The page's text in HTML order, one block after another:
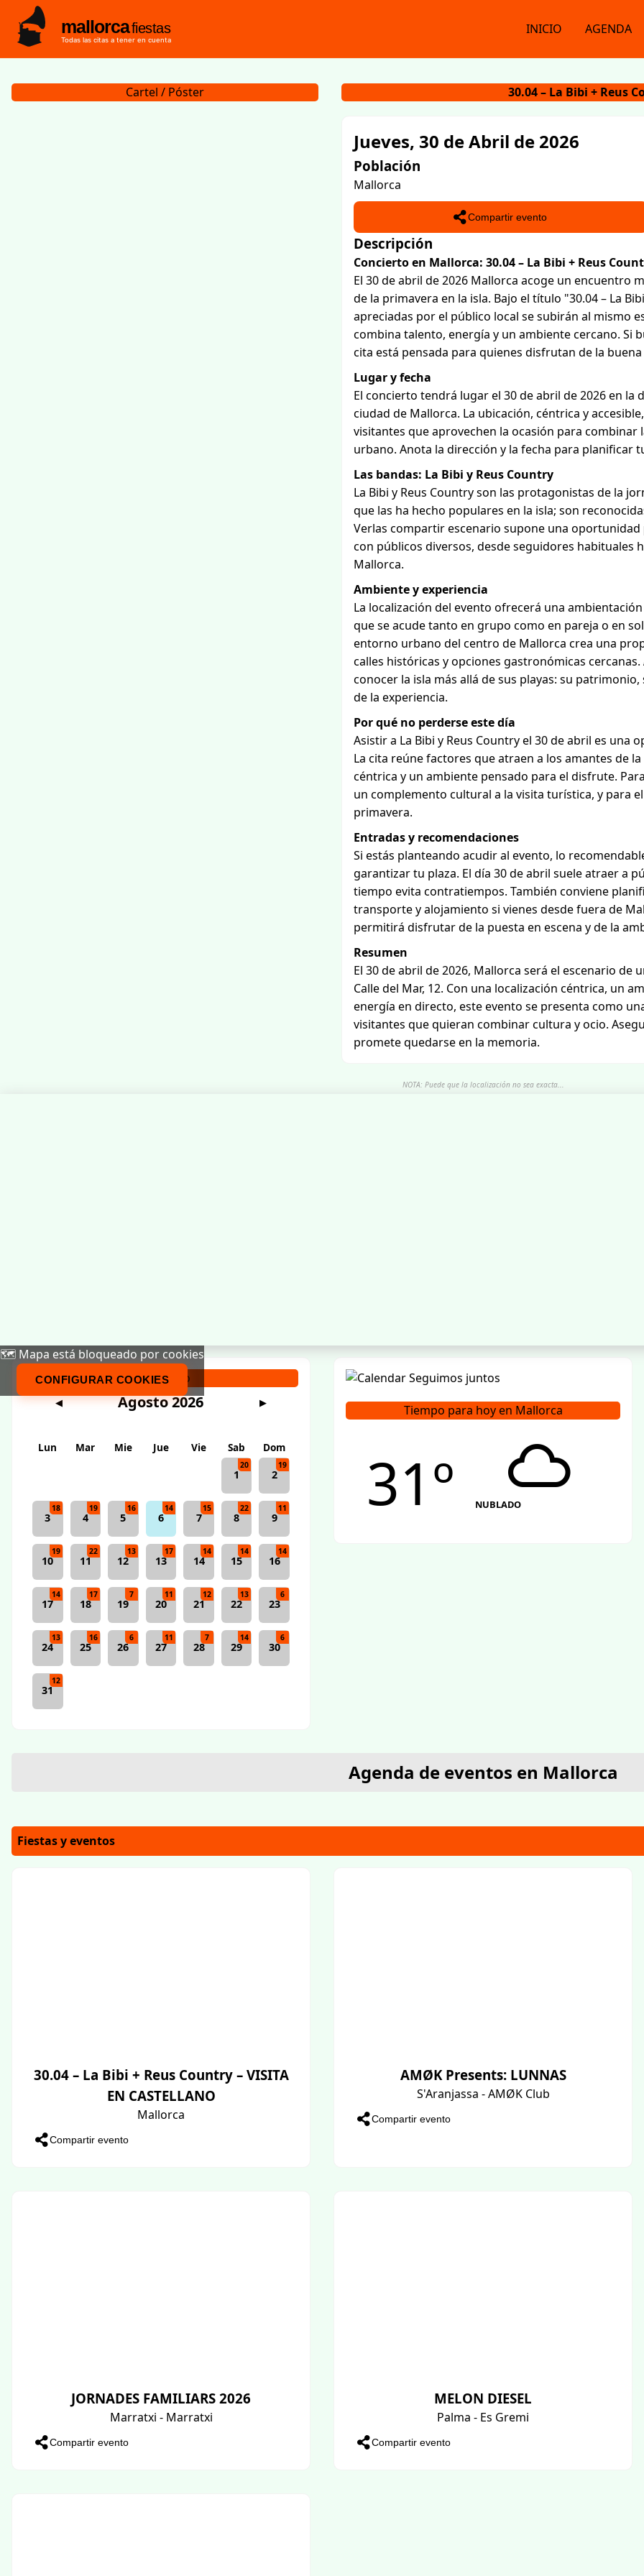
mallorcafiestas
Todas las citas a tener en cuenta
INICIO AGENDA
Cartel / Póster 30.04 – La Bibi + Reus
Jueves, 30 de Abril de 2026
Población
Mallorca
Compartir evento
Descripción
Concierto en Mallorca: 30.04 – La Bibi + Reus
El 30 de abril de 2026 Mallorca acoge un encuentro
de la primavera en la isla. Bajo el título "30.04 – La
apreciadas por el público local se subirán al mismo
combina talento, energía y un ambiente cercano. Si
cita está pensada para quienes disfrutan de la
Lugar y fecha
El concierto tendrá lugar el 30 de abril de 2026 en la
ciudad de Mallorca. La ubicación, céntrica y
visitantes que aprovechen la ocasión para
urbano. Anota la dirección y la fecha para planificar
Las bandas: La Bibi y Reus Country
La Bibi y Reus Country son las protagonistas de la
que las ha hecho populares en la isla; son
Verlas compartir escenario supone una
con públicos diversos, desde seguidores habituales
Mallorca.
Ambiente y experiencia
La localización del evento ofrecerá una
que se acude tanto en grupo como en pareja o en
entorno urbano del centro de Mallorca crea una
calles históricas y opciones gastronómicas
conocer la isla más allá de sus playas: su
de la experiencia.
Por qué no perderse este día
Asistir a La Bibi y Reus Country el 30 de abril es
La cita reúne factores que atraen a los amantes de
céntrica y un ambiente pensado para el disfrute.
un complemento cultural a la visita turística, y para
primavera.
Entradas y recomendaciones
Si estás planteando acudir al evento, lo
garantizar tu plaza. El día 30 de abril suele atraer a
tiempo evita contratiempos. También conviene
transporte y alojamiento si vienes desde fuera de
permitirá disfrutar de la puesta en escena y de la
Resumen
El 30 de abril de 2026, Mallorca será el escenario de
Calle del Mar, 12. Con una localización céntrica, un
energía en directo, este evento se presenta como
visitantes que quieran combinar cultura y ocio.
promete quedarse en la memoria.
NOTA: Puede que la localización no sea exacta...
🗺️ Mapa está bloqueado por cookies
CONFIGURAR COOKIES
Calendario
◀ Agosto 2026 ▶
Lun Mar Mie Jue Vie Sab
Dom
1
20
2
19
3
18
4
19
5
16
6
14
7
15
8
22
9
11
10
19
11
22
12
13
13
17
14
14
15
14
16
14
17
14
18
17
19
7
20
11
21
12
22
13
23
6
24
13
25
16
26
6
27
11
28
7
29
14
30
6
31
12
Tiempo para hoy en Mallorca
31º NUBLADO
Agenda de eventos en Mallorca
Fiestas y eventos
30.04 – La Bibi + Reus Country – VISITA
EN CASTELLANO
Mallorca
Compartir evento
AMØK Presents: LUNNAS
S'Aranjassa - AMØK Club
Compartir evento
JORNADES FAMILIARS 2026
Marratxi - Marratxi
Compartir evento
MELON DIESEL
Palma - Es Gremi
Compartir evento